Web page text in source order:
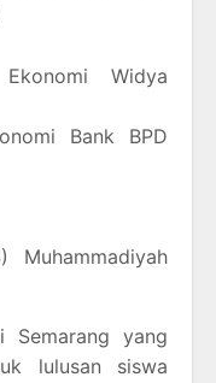
Widya
Bank BPD
Muhammadiyah
Semarang yang
lulusan siswa